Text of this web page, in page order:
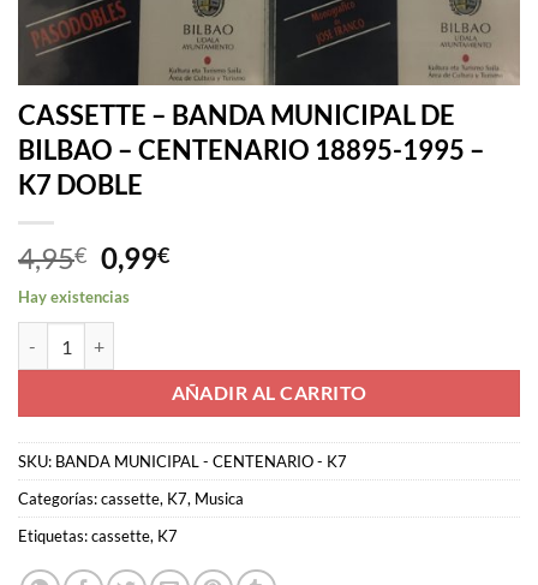
CASSETTE – BANDA MUNICIPAL DE
BILBAO – CENTENARIO 18895-1995 –
K7 DOBLE
4,95€ El
precio
original
era:
4,95€.
0,99€El
0,99€.
Hay existencias
AÑADIR AL CARRITO
SKU: BANDA MUNICIPAL - CENTENARIO - K7
Categorías:cassette, K7, Musica
Etiquetas:cassette, K7